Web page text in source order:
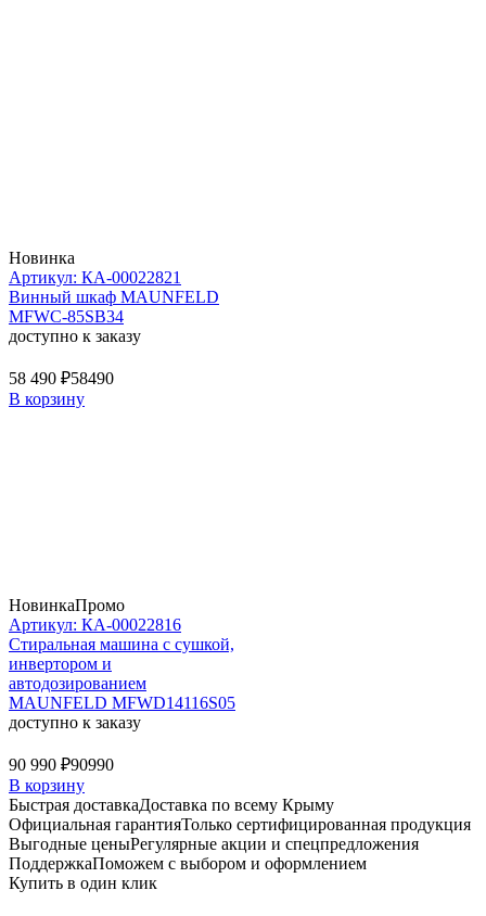
Новинка
Артикул: КА-00022821
Винный шкаф MAUNFELD
MFWC-85SB34
доступно к заказу
58 490 ₽58490
В корзину
НовинкаПромо
Артикул: КА-00022816
Стиральная машина c сушкой,
инвертором и
автодозированием
MAUNFELD MFWD14116S05
доступно к заказу
90 990 ₽90990
В корзину
Быстрая доставкаДоставка по всему Крыму
Официальная гарантияТолько сертифицированная продукция
Выгодные ценыРегулярные акции и спецпредложения
ПоддержкаПоможем с выбором и оформлением
Купить в один клик